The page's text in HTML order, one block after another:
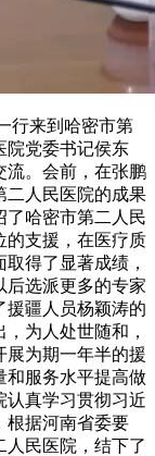
行来到哈密市第
院党委书记侯东
流。会前，在张鹏
二人民医院的成果
了哈密市第二人民
的支援，在医疗质
得了显著成绩，
后选派更多的专家
援疆人员杨颖涛的
为人处世随和，
展为期一年半的援
和服务水平提高做
认真学习贯彻习近
根据河南省委要
人民医院，结下了